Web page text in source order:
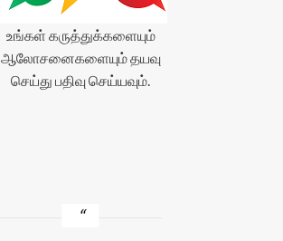
உங்கள் கருத்துக்களையும்
ஆலோசனைகளையும் தயவு
செய்து பதிவு செய்யவும்.